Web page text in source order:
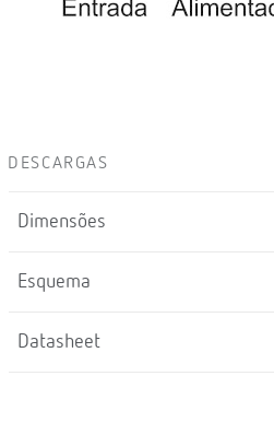
DESCARGAS
Dimensões
Esquema
Datasheet